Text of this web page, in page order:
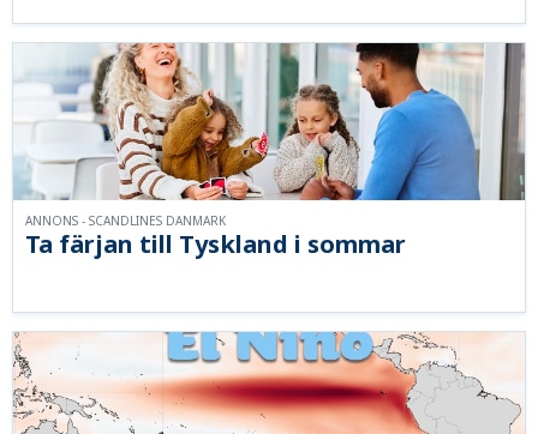
Ta färjan till Tyskland i sommar
ANNONS - SCANDLINES DANMARK